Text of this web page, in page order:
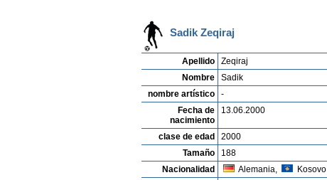
Sadik Zeqiraj
Apellido
Zeqiraj
Nombre
Sadik
nombre artístico
-
Fecha de
nacimiento
13.06.2000
clase de edad
2000
Tamaño
188
Nacionalidad
Alemania,
Kosovo